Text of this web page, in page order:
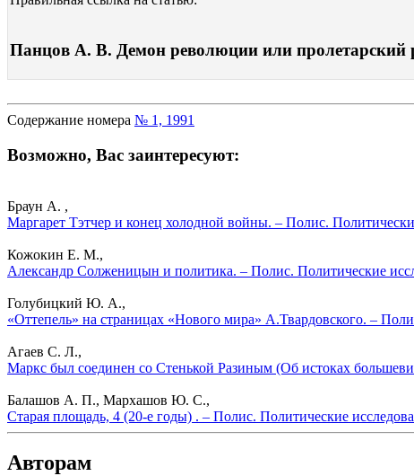
Панцов А. В. Демон революции или пролетарский
Содержание номера № 1, 1991
Возможно, Вас заинтересуют:
Браун А. ,
Маргарет Тэтчер и конец холодной войны. – Полис.
Кожокин Е. М.,
Александр Солженицын и политика. – Полис. Политические
Голубицкий Ю. А.,
«Оттепель» на страницах «Нового мира» А.Твардовского. –
Агаев С. Л.,
Маркс был соединен со Стенькой Разиным (Об истоках
Балашов А. П., Мархашов Ю. С.,
Старая площадь, 4 (20-е годы) . – Полис. Политические
Авторам